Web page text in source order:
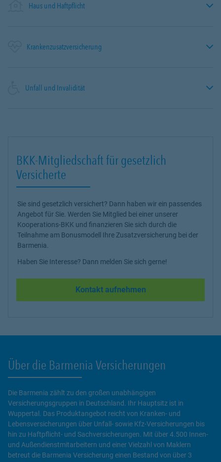
Haus und Haftpflicht
Krankenzusatzversicherung
Unfall und Invalidität
BKK-Mitgliedschaft für gesetzlich
Versicherte
Sie sind gesetzlich versichert? Dann haben wir ein passendes
Angebot für Sie. Werden Sie Mitglied bei einer unserer
Kooperations-BKK und finanzieren Sie sich durch die
Teilnahme am Bonusmodell Ihre Zusatzversicherung bei der
Barmenia.
Haben Sie Interesse? Dann melden Sie sich gerne!
Kontakt aufnehmen
Über die Barmenia Versicherungen
Die Barmenia zählt zu den großen unabhängigen
Versicherungsgruppen in Deutschland. Ihr Hauptsitz ist in
Wuppertal. Das Produktangebot reicht von Kranken- und
Lebensversicherungen über Unfall- sowie Kfz-Versicherungen bis
hin zu Haftpflicht- und Sachversicherungen. Mit über 4.500 Innen-
und Außendienstmitarbeitern und einer Vielzahl von Maklern
betreut die Barmenia Versicherung einen Bestand von über 3